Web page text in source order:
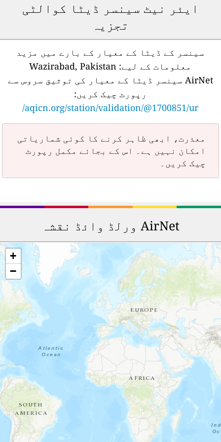
ایئر نیٹ سینسر ڈیٹا کوالٹی
تجزیہ
سینسر کے ڈیٹا کے معیار کے بارے میں مزید
معلومات کے لیے:Wazirabad, Pakistan
AirNet سینسر ڈیٹا کے معیار کی توثیق سروس سے
رپورٹ چیک کریں:
aqicn.org/station/validation/@1700851/ur/
معذرت، ابھی ظاہر کرنے کا کوئی شماریاتی
امکان نہیں ہے۔ اس کے بجائے مکمل رپورٹ
چیک کریں۔
AirNet ورلڈ وائڈ نقشہ
+
−